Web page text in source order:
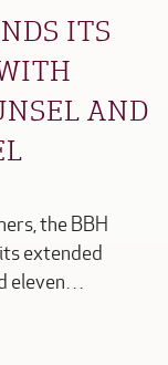
ITS
AND
the BBH
extended
eleven…